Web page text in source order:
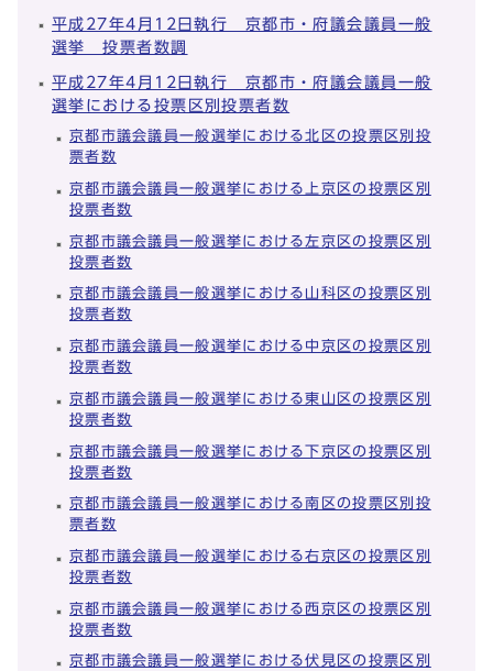
平成27年4月12日執行 京都市・府議会議員一般
選挙 投票者数調
平成27年4月12日執行 京都市・府議会議員一般
選挙における投票区別投票者数
京都市議会議員一般選挙における北区の投票区別投
票者数
京都市議会議員一般選挙における上京区の投票区別
投票者数
京都市議会議員一般選挙における左京区の投票区別
投票者数
京都市議会議員一般選挙における山科区の投票区別
投票者数
京都市議会議員一般選挙における中京区の投票区別
投票者数
京都市議会議員一般選挙における東山区の投票区別
投票者数
京都市議会議員一般選挙における下京区の投票区別
投票者数
京都市議会議員一般選挙における南区の投票区別投
票者数
京都市議会議員一般選挙における右京区の投票区別
投票者数
京都市議会議員一般選挙における西京区の投票区別
投票者数
京都市議会議員一般選挙における伏見区の投票区別